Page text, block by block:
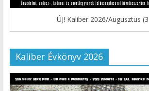
ÚJ! Kaliber 2026/Augusztus
Kaliber Évkönyv 2026